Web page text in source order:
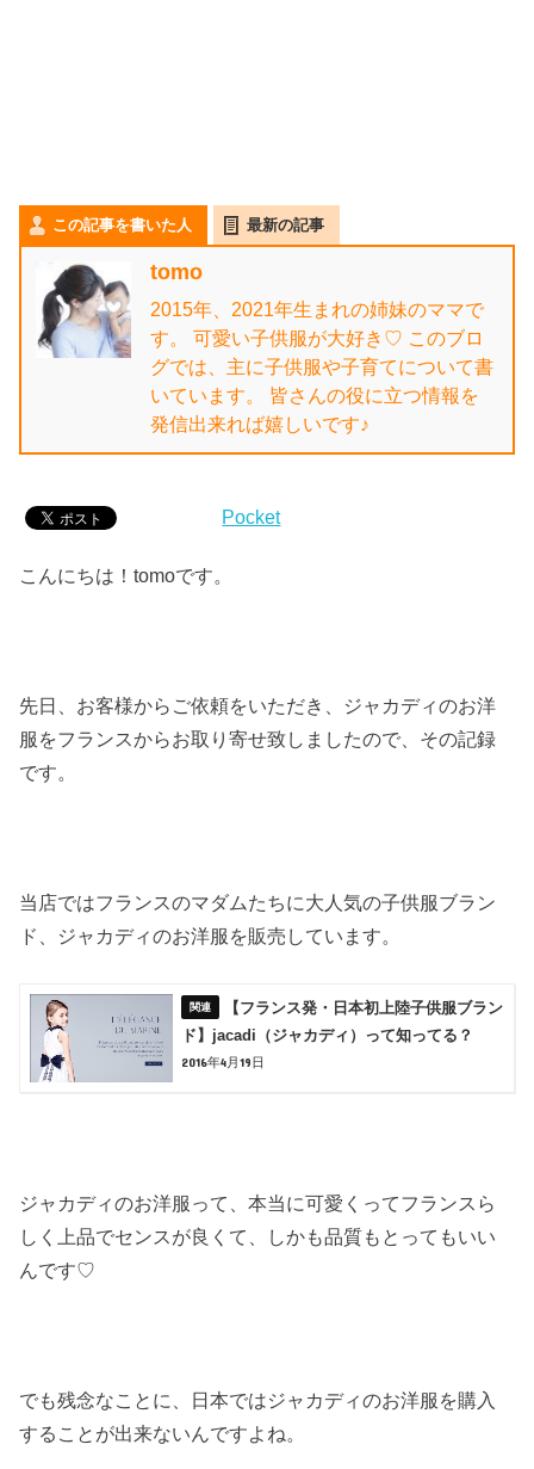
この記事を書いた人 最新の記事
tomo
2015年、2021年生まれの姉妹のママで
す。 可愛い子供服が大好き♡ このブロ
グでは、主に子供服や子育てについて書
いています。 皆さんの役に立つ情報を
発信出来れば嬉しいです♪
Pocket
こんにちは！tomoです。
先日、お客様からご依頼をいただき、ジャカディのお洋
服をフランスからお取り寄せ致しましたので、その記録
です。
当店ではフランスのマダムたちに大人気の子供服ブラン
ド、ジャカディのお洋服を販売しています。
【フランス発・日本初上陸子供服ブラン
ド】jacadi（ジャカディ）って知ってる？
2016年4月19日
ジャカディのお洋服って、本当に可愛くってフランスら
しく上品でセンスが良くて、しかも品質もとってもいい
んです♡
でも残念なことに、日本ではジャカディのお洋服を購入
することが出来ないんですよね。